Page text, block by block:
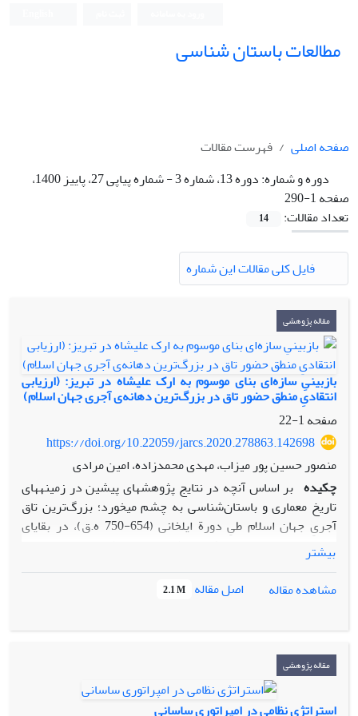
مطالعات باستان شناسی
صفحه اصلی
فهرست مقالات
دوره و شماره:
دوره 13، شماره 3 - شماره پیاپی 27، پاییز 1400،
صفحه 1-290
تعداد مقالات:
14
فایل کلی مقالات این شماره
مقاله پژوهشی
بازبینیِ سازه‌ای بنای موسوم به ارک علیشاه در تبریز: (ارزیابی
انتقادیِ منطق حضور تاق در بزرگ‌ترین دهانه‌ی آجری جهان اسلام)
صفحه1-22
https://doi.org/10.22059/jarcs.2020.278863.142698
منصور حسین پور میزاب، مهدی محمدزاده، امین مرادی
چکیده بر اساس آنچه در نتایج پژوهش­های پیشین در زمینه­های
تاریخ معماری و باستان‌شناسی به چشم می­خورد؛ بزرگ‌ترین تاق
آجریِ جهان اسلام طیِ دورة ایلخانی (654-750 ه.ق)، در بقایای
امروزیِ منسوب به علیشاه جیلانی وزیر سلطان محمد خدابنده
اولجایتو و در شهر تبریز اجرا شده است. در پژوهش پیشرو با
اثبات ضعف سازه‌ای حجم معماریِ منسوب به علیشاه جهت اجرای
چنان تاق عظیمی در دهانه‌ای نزدیک به سی متر، ضمن آنکه نتایج
است. بدین ترتیب پس از پاسخ‌دهی به این مسئله که آیا حجم
آجری منسوب به علیشاه جیلانی قابلیت اجرای چنان تاقی را داشته
است یا خیر، ضمن آنالیز استاتیکی و تحلیل مشخصات سازه‌ای
بیشتر
مشاهده مقاله
اصل مقاله 2.1 M
مقاله پژوهشی
استراتژی نظامی در امپراتوری ساسانی